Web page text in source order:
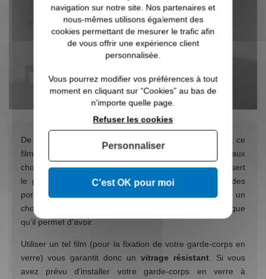
De son autre appellation, « film polybitural de vinyle »
, ce
film se présente en matière synthétique. Il est résistant aux
chocs et c’est d’ailleurs, la raison pour laquelle on s’en sert
le plus souvent pour la fabrication des fenêtres et des
portes-fenêtres dans les logements. Le film PVB est un
choix recommandé en raison du grand confort phonique
qu’il permet d’avoir.
Utiliser un tel film (pour la fixation de votre garde-corps en
verre) vous garantit donc un vitrage résistant. Si vous
avez prévu d’installer votre garde-corps en verre à
navigation sur notre site. Nos partenaires et
nous-mêmes utilisons également des
cookies permettant de mesurer le trafic afin
de vous offrir une expérience client
personnalisée.
Vous pourrez modifier vos préférences à tout
moment en cliquant sur “Cookies” au bas de
n'importe quelle page.
C'est OK pour moi
Refuser les cookies
Personnaliser